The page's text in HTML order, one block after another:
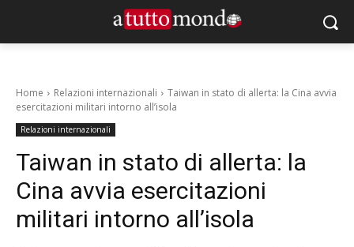
Home Relazioni internazionali
Taiwan in stato di allerta: la Cina avvia
esercitazioni militari intorno all’isola
Relazioni internazionali
Taiwan in stato di allerta: la
Cina avvia esercitazioni
militari intorno all’isola